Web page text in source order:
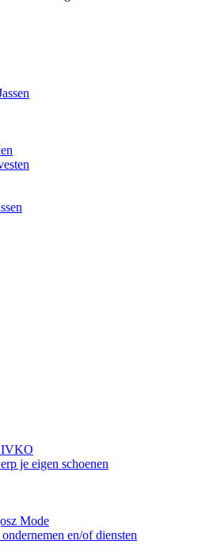
IVKO
je eigen schoenen
Mode
en/of diensten